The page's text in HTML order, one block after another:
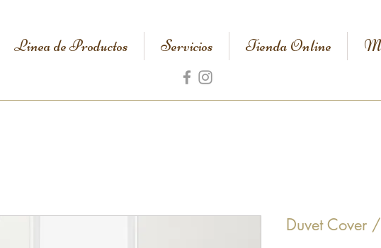
Linea de Productos Servicios Tienda Online
Duvet